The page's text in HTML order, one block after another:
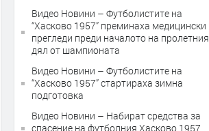
Видео Новини – Футболистите на
“Хасково 1957” преминаха медицински
прегледи преди началото на пролетния
дял от шампионата
Видео Новини – Футболистите на
“Хасково 1957” стартираха зимна
подготовка
Видео Новини – Набират средства за
спасение на футболния Хасково 1957